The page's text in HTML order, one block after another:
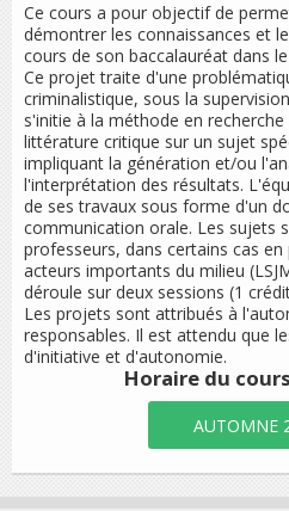
Ce cours a pour objectif de
démontrer les connaissances et
cours de son baccalauréat dans
Ce projet traite d'une
criminalistique, sous la
s'initie à la méthode en
littérature critique sur un sujet
impliquant la génération et/ou
l'interprétation des résultats.
de ses travaux sous forme d'un
communication orale. Les sujets
professeurs, dans certains cas
acteurs importants du milieu
déroule sur deux sessions (1
Les projets sont attribués à
responsables. Il est attendu que
d'initiative et d'autonomie.
Horaire du cours
AUTOMNE